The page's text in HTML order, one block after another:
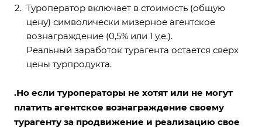
Туроператор включает в стоимость (общую
цену) символически мизерное агентское
вознаграждение (0,5% или 1 у.е.).
Реальный заработок турагента остается сверх
цены турпродукта.
.Но если туроператоры не хотят или не могут
платить агентское вознаграждение своему
турагенту за продвижение и реализацию свое